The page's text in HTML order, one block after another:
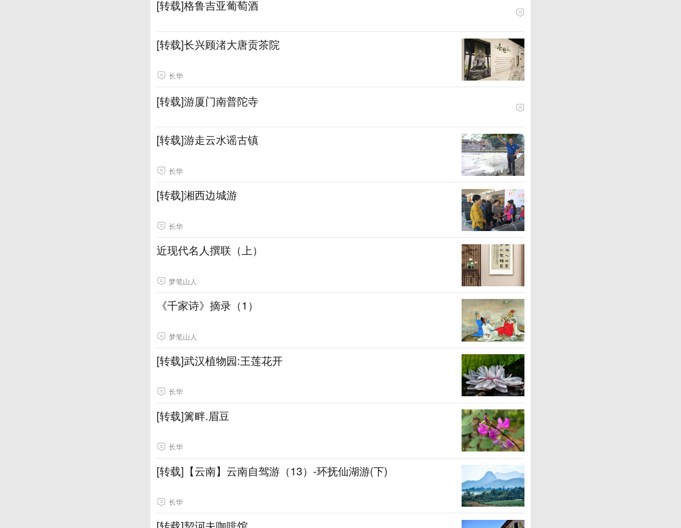
[转载]格鲁吉亚葡萄酒
[转载]长兴顾渚大唐贡茶院
长华
[转载]游厦门南普陀寺
[转载]游走云水谣古镇
长华
[转载]湘西边城游
长华
近现代名人撰联（上）
梦笔山人
《千家诗》摘录（1）
梦笔山人
[转载]武汉植物园:王莲花开
长华
[转载]篱畔.眉豆
长华
[转载]【云南】云南自驾游（13）-环抚仙湖游(下)
长华